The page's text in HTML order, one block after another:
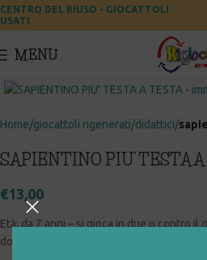
CENTRO DEL RIUSO - GIOCATTOLI
USATI
MENU
Home giocattoli rigenerati didattici
SAPIENTINO PIU’ TESTA
€13,00
Età: da 7 anni – si gioca in due o contro il
domande – con segnapunti e cronometro